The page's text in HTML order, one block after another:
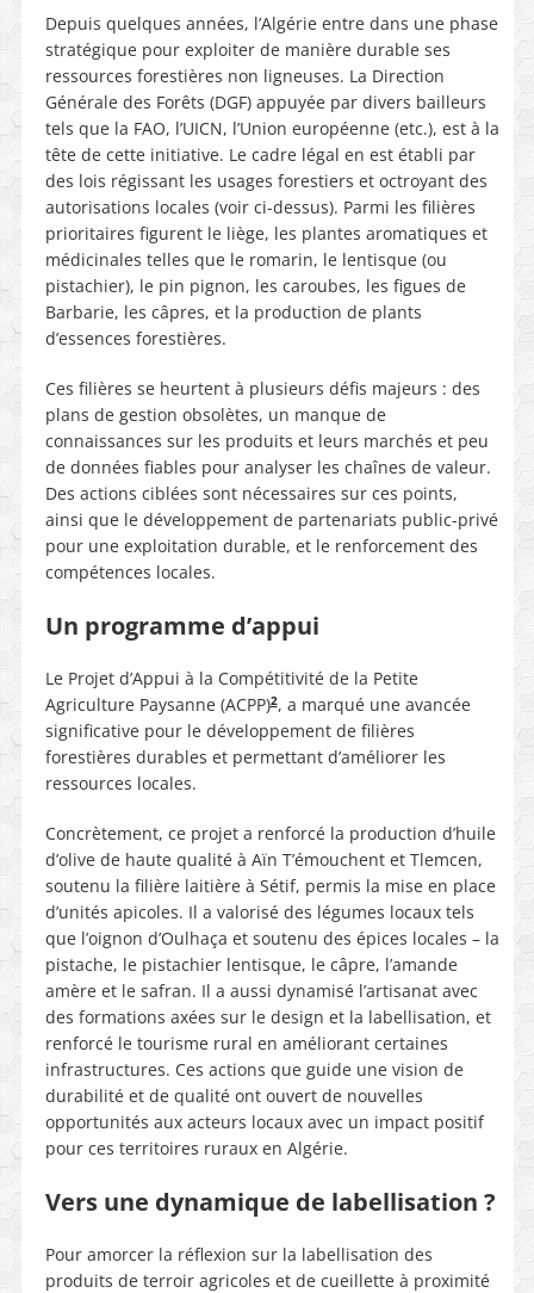
Depuis quelques années, l’Algérie entre dans une phase
stratégique pour exploiter de manière durable ses
ressources forestières non ligneuses. La Direction
Générale des Forêts (DGF) appuyée par divers bailleurs
tels que la FAO, l’UICN, l’Union européenne (etc.), est à la
tête de cette initiative. Le cadre légal en est établi par
des lois régissant les usages forestiers et octroyant des
autorisations locales (voir ci-dessus). Parmi les filières
prioritaires figurent le liège, les plantes aromatiques et
médicinales telles que le romarin, le lentisque (ou
pistachier), le pin pignon, les caroubes, les figues de
Barbarie, les câpres, et la production de plants
d’essences forestières.
Ces filières se heurtent à plusieurs défis majeurs : des
plans de gestion obsolètes, un manque de
connaissances sur les produits et leurs marchés et peu
de données fiables pour analyser les chaînes de valeur.
Des actions ciblées sont nécessaires sur ces points,
ainsi que le développement de partenariats public-privé
pour une exploitation durable, et le renforcement des
compétences locales.
Un programme d’appui
Le Projet d’Appui à la Compétitivité de la Petite
Agriculture Paysanne (ACPP)2, a marqué une avancée
significative pour le développement de filières
forestières durables et permettant d’améliorer les
ressources locales.
Concrètement, ce projet a renforcé la production d’huile
d’olive de haute qualité à Aïn T’émouchent et Tlemcen,
soutenu la filière laitière à Sétif, permis la mise en place
d’unités apicoles. Il a valorisé des légumes locaux tels
que l’oignon d’Oulhaça et soutenu des épices locales – la
pistache, le pistachier lentisque, le câpre, l’amande
amère et le safran. Il a aussi dynamisé l’artisanat avec
des formations axées sur le design et la labellisation, et
renforcé le tourisme rural en améliorant certaines
infrastructures. Ces actions que guide une vision de
durabilité et de qualité ont ouvert de nouvelles
opportunités aux acteurs locaux avec un impact positif
pour ces territoires ruraux en Algérie.
Vers une dynamique de labellisation ?
Pour amorcer la réflexion sur la labellisation des
produits de terroir agricoles et de cueillette à proximité